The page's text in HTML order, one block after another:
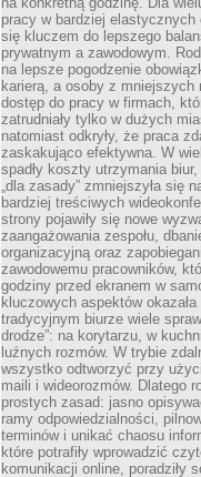
pracy w bardziej elastycznych
się kluczem do lepszego
prywatnym a zawodowym.
na lepsze pogodzenie
karierą, a osoby z mniejszych
dostęp do pracy w firmach,
zatrudniały tylko w dużych
natomiast odkryły, że praca
zaskakująco efektywna. W
spadły koszty utrzymania
„dla zasady” zmniejszyła się
bardziej treściwych
strony pojawiły się nowe
zaangażowania zespołu,
organizacyjną oraz
zawodowemu pracowników,
godziny przed ekranem w
kluczowych aspektów
tradycyjnym biurze wiele
drodze”: na korytarzu, w
luźnych rozmów. W trybie
wszystko odtworzyć przy
maili i wideorozmów. Dlatego
prostych zasad: jasno
ramy odpowiedzialności,
terminów i unikać chaosu
które potrafiły wprowadzić
komunikacji online, poradziły